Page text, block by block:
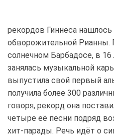
рекордов Гиннеса
обворожительной Рианны.
солнечном Барбадосе, в
занялась музыкальной
выпустила свой первый
получила более 300
говоря, рекорд она
четыре её песни подряд
хит-парады. Речь идёт о